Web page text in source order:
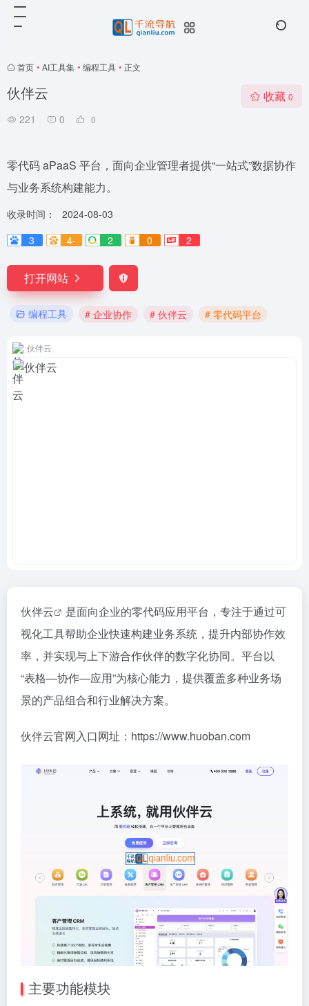
首页 • AI工具集 • 编程工具 • 正文
伙伴云
221 0 0
收藏 0
零代码 aPaaS 平台，面向企业管理者提供“一站式”数据协作
与业务系统构建能力。
收录时间：
2024-08-03
3
4- 2 0 2
打开网站
编程工具 # 企业协作 # 伙伴云 # 零代码平台
伙伴云
伙伴云
是面向企业的零代码应用平台，专注于通过可
视化工具帮助企业快速构建业务系统，提升内部协作效
率，并实现与上下游合作伙伴的数字化协同。平台以
“表格—协作—应用”为核心能力，提供覆盖多种业务场
景的产品组合和行业解决方案。
伙伴云官网入口网址：https://www.huoban.com
主要功能模块